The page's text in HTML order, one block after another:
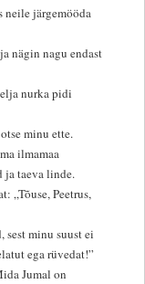
neile järgemööda
nägin nagu endast
nurka pidi
minu ette.
ilmamaa
ja taeva linde.
„Tõuse, Peetrus,
sest minu suust ei
ega rüvedat!”
Jumal on